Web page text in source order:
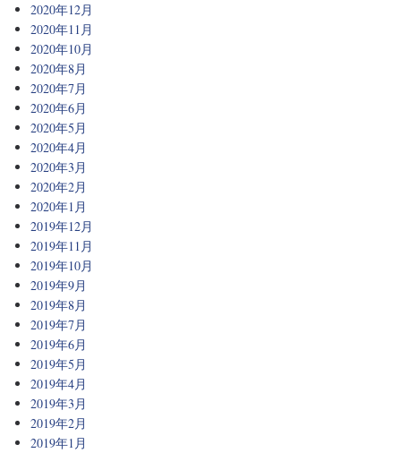
2020年12月
2020年11月
2020年10月
2020年8月
2020年7月
2020年6月
2020年5月
2020年4月
2020年3月
2020年2月
2020年1月
2019年12月
2019年11月
2019年10月
2019年9月
2019年8月
2019年7月
2019年6月
2019年5月
2019年4月
2019年3月
2019年2月
2019年1月